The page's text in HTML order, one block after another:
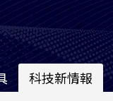
科技新情報